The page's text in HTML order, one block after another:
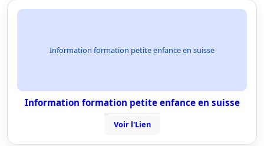
Information formation petite enfance en suisse
Information formation petite enfance en suisse
Voir l'Lien